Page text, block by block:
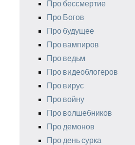
Про бессмертие
Про Богов
Про будущее
Про вампиров
Про ведьм
Про видеоблогеров
Про вирус
Про войну
Про волшебников
Про демонов
Про день сурка